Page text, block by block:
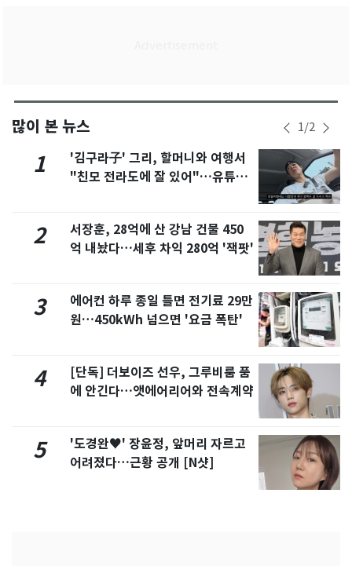
많이 본 뉴스 1/2
1
'김구라子' 그리, 할머니와 여행서
"친모 전라도에 잘 있어"…유튜브
2
서장훈, 28억에 산 강남 건물 450
억 내놨다…세후 차익 280억 '잭팟'
3
에어컨 하루 종일 틀면 전기료 29만
원…450kWh 넘으면 '요금 폭탄'
4
[단독] 더보이즈 선우, 그루비룸 품
에 안긴다…앳에어리어와 전속계약
5
'도경완♥' 장윤정, 앞머리 자르고
어려졌다…근황 공개 [N샷]